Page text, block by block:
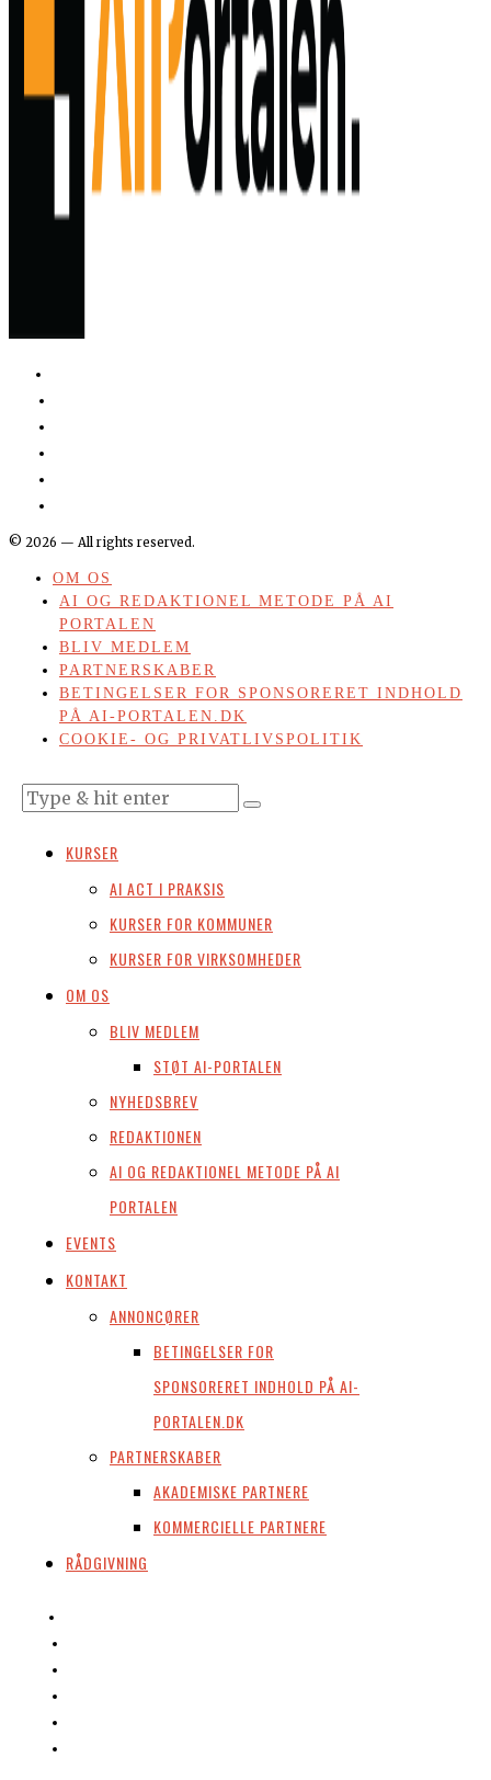
© 2026 — All rights reserved.
OM OS
AI OG REDAKTIONEL METODE PÅ AI
PORTALEN
BLIV MEDLEM
PARTNERSKABER
BETINGELSER FOR SPONSORERET INDHOLD
PÅ AI-PORTALEN.DK
COOKIE- OG PRIVATLIVSPOLITIK
KURSER
AI ACT I PRAKSIS
KURSER FOR KOMMUNER
KURSER FOR VIRKSOMHEDER
OM OS
BLIV MEDLEM
STØT AI-PORTALEN
NYHEDSBREV
REDAKTIONEN
AI OG REDAKTIONEL METODE PÅ AI
PORTALEN
EVENTS
KONTAKT
ANNONCØRER
BETINGELSER FOR
SPONSORERET INDHOLD PÅ AI-
PORTALEN.DK
PARTNERSKABER
AKADEMISKE PARTNERE
KOMMERCIELLE PARTNERE
RÅDGIVNING